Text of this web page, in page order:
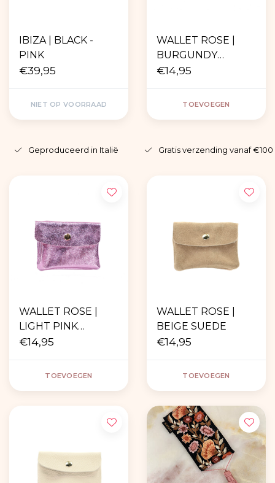
IBIZA | BLACK -
PINK
€39,95
NIET OP VOORRAAD
WALLET ROSE |
BURGUNDY
LEATHER
€14,95
TOEVOEGEN
Geproduceerd in Italië Gratis verzending vanaf €100
WALLET ROSE |
LIGHT PINK
METALLIC
€14,95
TOEVOEGEN
WALLET ROSE |
BEIGE SUEDE
€14,95
TOEVOEGEN